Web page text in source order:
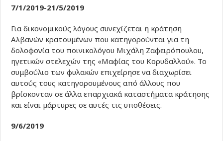
7/1/2019-21/5/2019
Για δικονομικούς λόγους συνεχίζεται η κράτηση
Αλβανών κρατουμένων που κατηγορούνται για τη
δολοφονία του ποινικολόγου Μιχάλη Ζαφειρόπουλου,
ηγετικών στελεχών της «Μαφίας του Κορυδαλλού». Το
συμβούλιο των φυλακών επιχείρησε να διαχωρίσει
αυτούς τους κατηγορουμένους από άλλους που
βρίσκονταν σε άλλα επαρχιακά καταστήματα κράτησης
και είναι μάρτυρες σε αυτές τις υποθέσεις.
9/6/2019